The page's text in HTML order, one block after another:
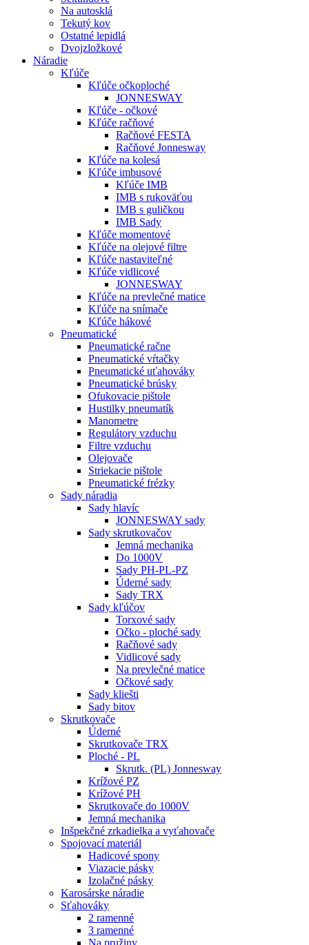
Na autosklá
Tekutý kov
Ostatné lepidlá
Dvojzložkové
Náradie
Kľúče
Kľúče očkoploché
JONNESWAY
Kľúče - očkové
Kľúče račňové
Račňové FESTA
Račňové Jonnesway
Kľúče na kolesá
Kľúče imbusové
Kľúče IMB
IMB s rukoväťou
IMB s guličkou
IMB Sady
Kľúče momentové
Kľúče na olejové filtre
Kľúče nastaviteľné
Kľúče vidlicové
JONNESWAY
Kľúče na prevlečné matice
Kľúče na snímače
Kľúče hákové
Pneumatické
Pneumatické račne
Pneumatické vŕtačky
Pneumatické uťahováky
Pneumatické brúsky
Ofukovacie pištole
Hustilky pneumatík
Manometre
Regulátory vzduchu
Filtre vzduchu
Olejovače
Striekacie pištole
Pneumatické frézky
Sady náradia
Sady hlavíc
JONNESWAY sady
Sady skrutkovačov
Jemná mechanika
Do 1000V
Sady PH-PL-PZ
Úderné sady
Sady TRX
Sady kľúčov
Torxové sady
Očko - ploché sady
Račňové sady
Vidlicové sady
Na prevlečné matice
Očkové sady
Sady kliešti
Sady bitov
Skrutkovače
Úderné
Skrutkovače TRX
Ploché - PL
Skrutk. (PL) Jonnesway
Krížové PZ
Krížové PH
Skrutkovače do 1000V
Jemná mechanika
Inšpekčné zrkadielka a vyťahovače
Spojovací materiál
Hadicové spony
Viazacie pásky
Izolačné pásky
Karosárske náradie
Sťahováky
2 ramenné
3 ramenné